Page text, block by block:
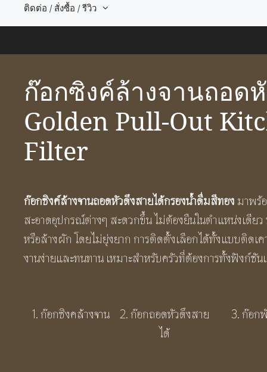
ติดต่อ / สั่งซื้อ / รีวิว
ก๊อกซิงค์ล้างจานถอด
Golden Pull-Out
Filter
ก๊อกซิงค์ล้างจานถอดหัวดึงสายได้กรองน้ำดื่มสีทอง มาพร้
สะอาดอุปกรณ์ต่างๆ สะดวกขึ้น ไม่ต้องยืนในตำแหน่งเดี
หรือล้างผัก โดยไม่ยุ่งยาก การติดตั้งเลือกได้ทั้งแบบติด
งานง่ายและทนทาน เหมาะสำหรับครัวที่ต้องการทั้งฟังก์
1. ก๊อกซิงคล้างจาน
2. ก๊อกถอดหัวดึงสาย
ได้
3. ก๊อก